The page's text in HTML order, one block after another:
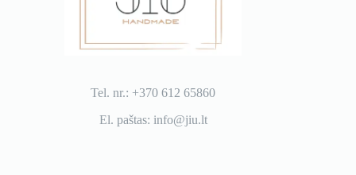
Tel. nr.: +370 612 65860
El. paštas: info@jiu.lt